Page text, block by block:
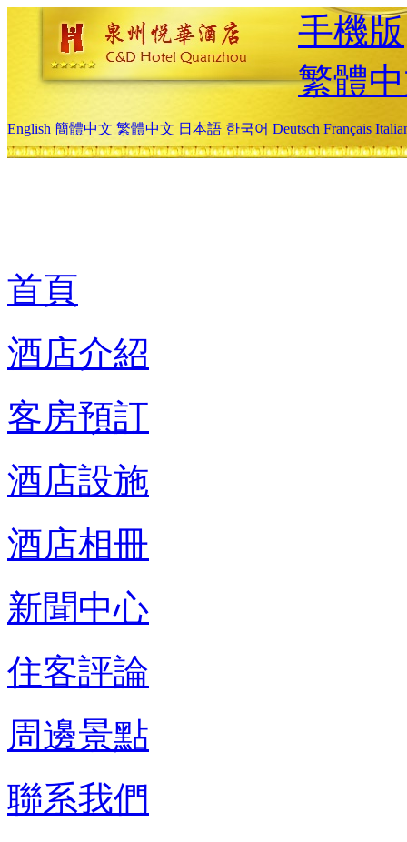
手機版
繁體
English 簡體中文 繁體中文 日本語 한국어 Deutsch Français
首頁
酒店介紹
客房預訂
酒店設施
酒店相冊
新聞中心
住客評論
周邊景點
聯系我們